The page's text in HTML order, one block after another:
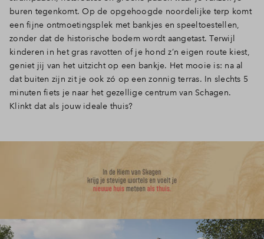
buren tegenkomt. Op de opgehoogde noordelijke terp komt
een fijne ontmoetingsplek met bankjes en speeltoestellen,
zonder dat de historische bodem wordt aangetast. Terwijl
kinderen in het gras ravotten of je hond z’n eigen route kiest,
geniet jij van het uitzicht op een bankje. Het mooie is: na al
dat buiten zijn zit je ook zó op een zonnig terras. In slechts 5
minuten fiets je naar het gezellige centrum van Schagen.
Klinkt dat als jouw ideale thuis?